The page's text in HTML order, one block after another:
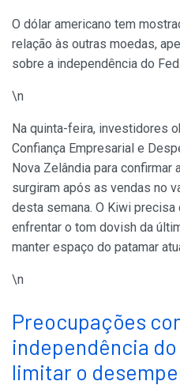
O dólar americano tem
relação às outras moedas,
sobre a independência do Fed.
\n
Na quinta-feira, investidores
Confiança Empresarial e
Nova Zelândia para
surgiram após as vendas no
desta semana. O Kiwi
enfrentar o tom dovish da
manter espaço do patamar
\n
Preocupações
independência
limitar o